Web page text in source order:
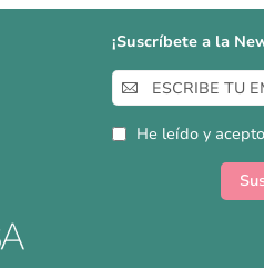
¡Suscríbete a la
Inscríbase
a
nuestro
boletín
He leído y